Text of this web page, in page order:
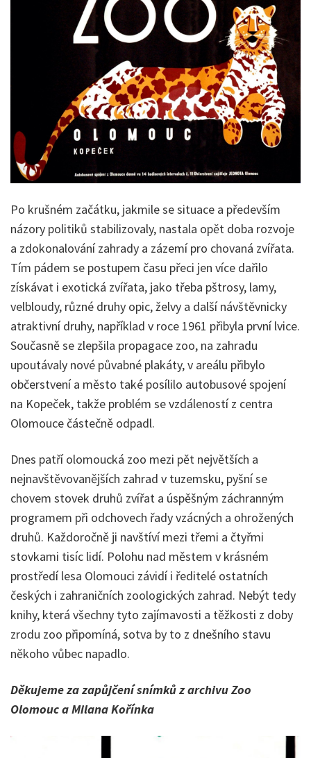
Po krušném začátku, jakmile se situace a především
názory politiků stabilizovaly, nastala opět doba rozvoje
a zdokonalování zahrady a zázemí pro chovaná zvířata.
Tím pádem se postupem času přeci jen více dařilo
získávat i exotická zvířata, jako třeba pštrosy, lamy,
velbloudy, různé druhy opic, želvy a další návštěvnicky
atraktivní druhy, například v roce 1961 přibyla první lvice.
Současně se zlepšila propagace zoo, na zahradu
upoutávaly nové půvabné plakáty, v areálu přibylo
občerstvení a město také posílilo autobusové spojení
na Kopeček, takže problém se vzdáleností z centra
Olomouce částečně odpadl.
Dnes patří olomoucká zoo mezi pět největších a
nejnavštěvovanějších zahrad v tuzemsku, pyšní se
chovem stovek druhů zvířat a úspěšným záchranným
programem při odchovech řady vzácných a ohrožených
druhů. Každoročně ji navštíví mezi třemi a čtyřmi
stovkami tisíc lidí. Polohu nad městem v krásném
prostředí lesa Olomouci závidí i ředitelé ostatních
českých i zahraničních zoologických zahrad. Nebýt tedy
knihy, která všechny tyto zajímavosti a těžkosti z doby
zrodu zoo připomíná, sotva by to z dnešního stavu
někoho vůbec napadlo.
Děkujeme za zapůjčení snímků z archivu Zoo
Olomouc a Milana Kořínka